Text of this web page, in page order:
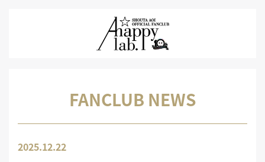
FANCLUB NEWS
2025.12.22